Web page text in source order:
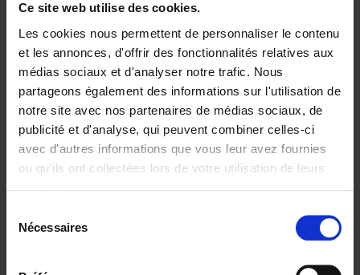
Ce site web utilise des cookies.
Les cookies nous permettent de personnaliser le contenu
et les annonces, d'offrir des fonctionnalités relatives aux
médias sociaux et d'analyser notre trafic. Nous
partageons également des informations sur l'utilisation de
notre site avec nos partenaires de médias sociaux, de
publicité et d'analyse, qui peuvent combiner celles-ci
avec d'autres informations que vous leur avez fournies
ou qu'ils ont collectées lors de votre utilisation de leurs
Nécessaires
Building Bonds = Building
Business
Jochen Roef Jozefien De Feyter
Carolien Boom
Couverture souple
2025 200
€29,99